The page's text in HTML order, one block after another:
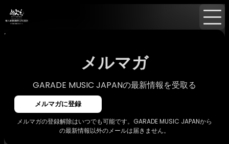
Home
メルマガ
GARADE MUSIC JAPANの最新情報を受取る
メルマガに登録
メルマガの登録解除はいつでも可能です。GARADE MUSIC JAPANから
の最新情報以外のメールは届きません。